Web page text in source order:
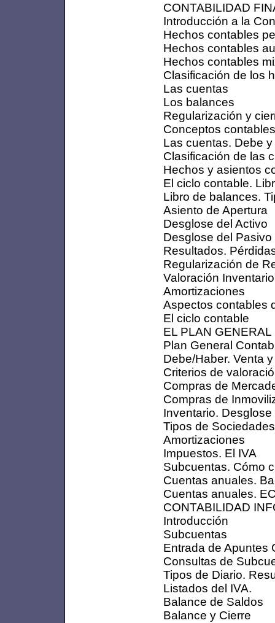
CONTABILIDAD
Introducción a la
Hechos contables
Hechos contables
Hechos contables
Clasificación de los
Las cuentas
Los balances
Regularización y
Conceptos
Las cuentas. Debe
Clasificación de las
Hechos y asientos
El ciclo contable.
Libro de balances.
Asiento de Apertura
Desglose del Activo
Desglose del Pasivo
Resultados.
Regularización de
Valoración
Amortizaciones
Aspectos contables
El ciclo contable
EL PLAN
Plan General
Debe/Haber. Venta
Criterios de
Compras de
Compras de
Inventario. Desglose
Tipos de Sociedades
Amortizaciones
Impuestos. El IVA
Subcuentas. Cómo
Cuentas anuales.
Cuentas anuales.
CONTABILIDAD
Introducción
Subcuentas
Entrada de Apuntes
Consultas de
Tipos de Diario.
Listados del IVA.
Balance de Saldos
Balance y Cierre